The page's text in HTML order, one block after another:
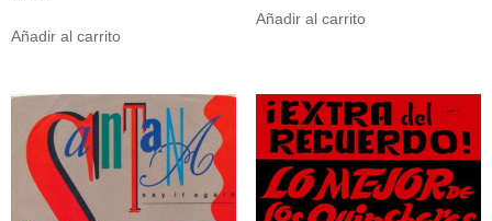
Añadir al carrito
Añadir al carrito